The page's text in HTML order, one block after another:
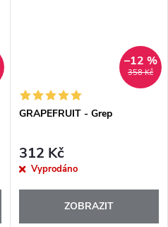
358 Kč
–12 %
GRAPEFRUIT - Grep
312 Kč
Vyprodáno
ZOBRAZIT